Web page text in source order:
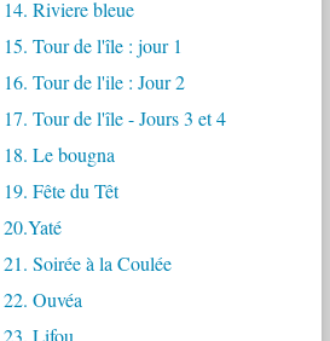
Riviere bleue
Tour de l'île : jour 1
Tour de l'ile : Jour 2
Tour de l'île - Jours 3 et 4
Le bougna
Fête du Têt
Soirée à la Coulée
Ouvéa
Lifou